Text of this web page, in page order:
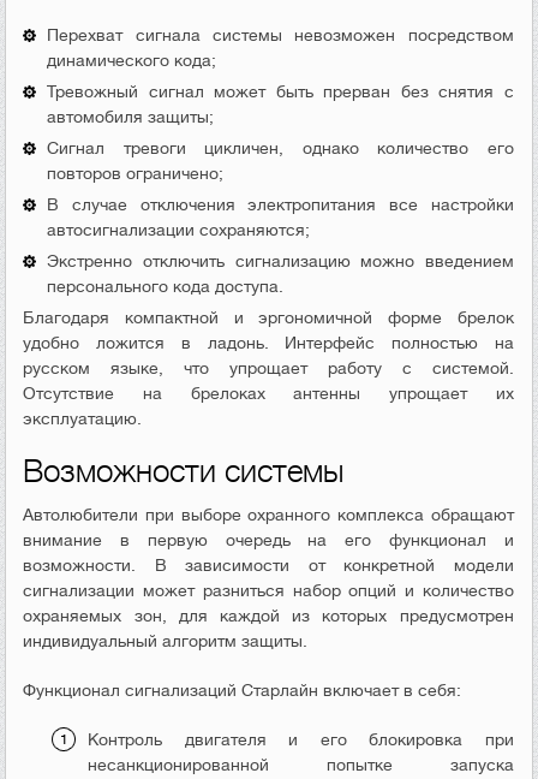
Перехват сигнала системы невозможен посредством
динамического кода;
Тревожный сигнал может быть прерван без снятия с
автомобиля защиты;
Сигнал тревоги цикличен, однако количество его
повторов ограничено;
В случае отключения электропитания все настройки
автосигнализации сохраняются;
Экстренно отключить сигнализацию можно введением
персонального кода доступа.
Благодаря компактной и эргономичной форме брелок
удобно ложится в ладонь. Интерфейс полностью на
русском языке, что упрощает работу с системой.
Отсутствие на брелоках антенны упрощает их
эксплуатацию.
Возможности системы
Автолюбители при выборе охранного комплекса обращают
внимание в первую очередь на его функционал и
возможности. В зависимости от конкретной модели
сигнализации может разниться набор опций и количество
охраняемых зон, для каждой из которых предусмотрен
индивидуальный алгоритм защиты.
Функционал сигнализаций Старлайн включает в себя:
Контроль двигателя и его блокировка при
несанкционированной попытке запуска